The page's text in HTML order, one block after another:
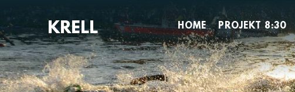
Inhalt
springen
HOME PROJEKT 8:30